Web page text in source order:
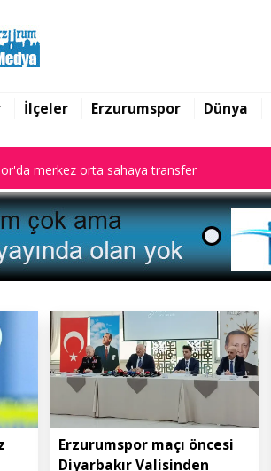
İlçeler Erzurumspor Dünya
merkez orta sahaya transfer
merkez orta sahaya transfer
Erzurumspor maçı öncesi
Diyarbakır Valisinden